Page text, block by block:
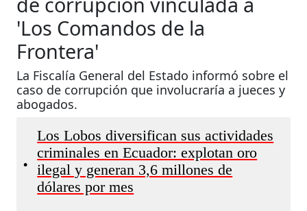
'Los Comandos de la
Frontera'
La Fiscalía General del Estado informó sobre el
caso de corrupción que involucraría a jueces y
abogados.
•
Los Lobos diversifican sus actividades
criminales en Ecuador: explotan oro
ilegal y generan 3,6 millones de
dólares por mes